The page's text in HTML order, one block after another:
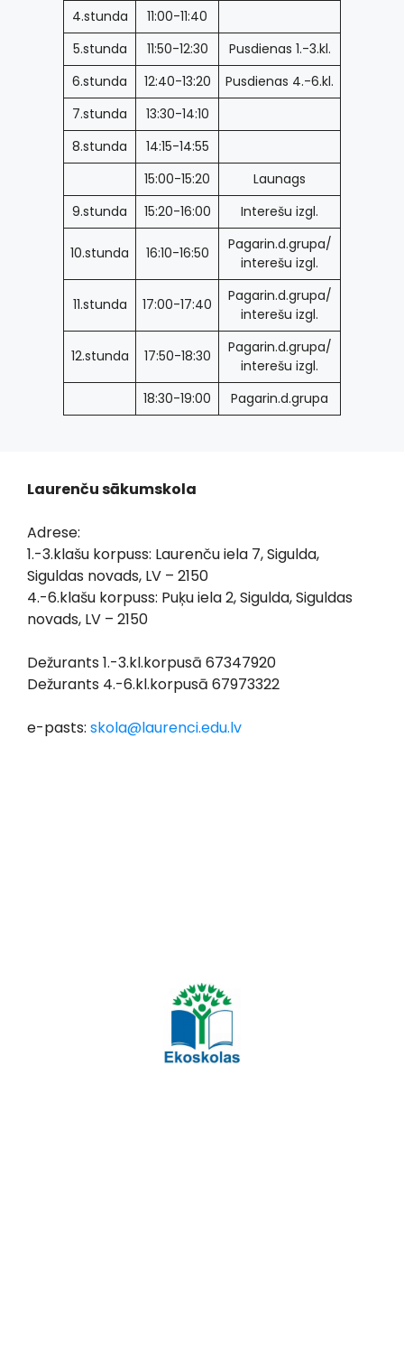
4.stunda
11:00-11:40
5.stunda
11:50-12:30
Pusdienas 1.-3.kl.
6.stunda
12:40-13:20
Pusdienas 4.-6.kl.
7.stunda
13:30-14:10
8.stunda
14:15-14:55
15:00-15:20
Launags
9.stunda
15:20-16:00 Interešu izgl.
10.stunda 16:10-16:50
Pagarin.d.grupa/
interešu izgl.
11.stunda 17:00-17:40
Pagarin.d.grupa/
interešu izgl.
12.stunda 17:50-18:30
Pagarin.d.grupa/
interešu izgl.
18:30-19:00
Pagarin.d.grupa
Laurenču sākumskola
Adrese:
1.-3.klašu korpuss: Laurenču iela 7, Sigulda,
Siguldas novads, LV – 2150
4.-6.klašu korpuss: Puķu iela 2, Sigulda, Siguldas
novads, LV – 2150
Dežurants 1.-3.kl.korpusā 67347920
Dežurants 4.-6.kl.korpusā 67973322
e-pasts: skola@laurenci.edu.lv